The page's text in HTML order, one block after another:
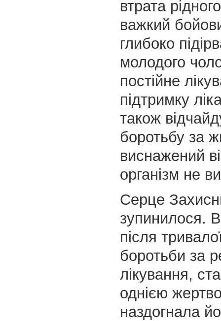
втрата
важкий
глибоко
молодого
постійне
підтримку
також
боротьбу за
виснажений
організм не
Серце
зупинилося.
після
боротьби за
лікування,
однією
наздогнала